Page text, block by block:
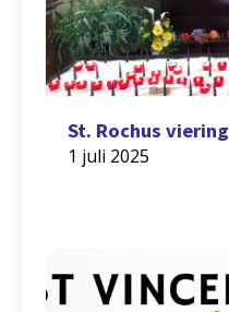
St. Rochus viering
1 juli 2025